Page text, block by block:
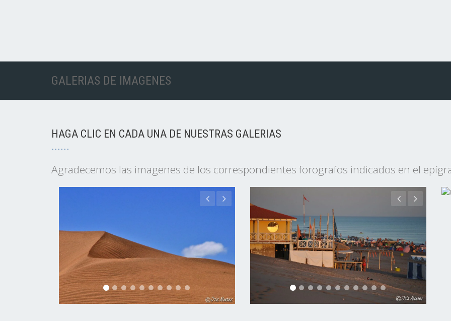
GALERIAS DE IMAGENES
HAGA CLIC EN CADA UNA DE NUESTRAS GALERIAS
Agradecemos las imagenes de los correspondientes forografos indicados en el